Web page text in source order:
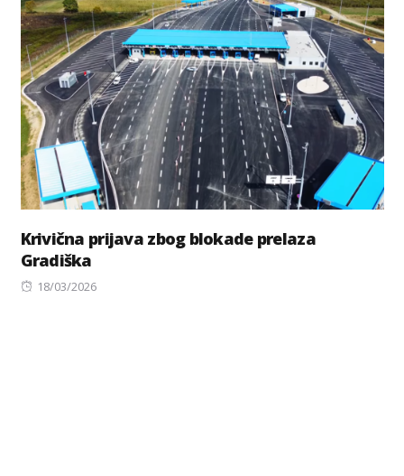
Krivična prijava zbog blokade prelaza
Gradiška
Posted
18/03/2026